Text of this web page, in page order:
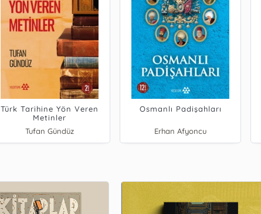
Türk Tarihine Yön Veren
Metinler
Tufan Gündüz
Osmanlı Padişahları
Erhan Afyoncu